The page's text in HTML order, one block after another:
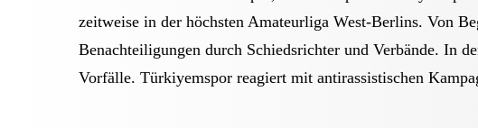
zeitweise in der höchsten Amateurliga West-Berlins. Von
Benachteiligungen durch Schiedsrichter und Verbände. In
Vorfälle. Türkiyemspor reagiert mit antirassistischen